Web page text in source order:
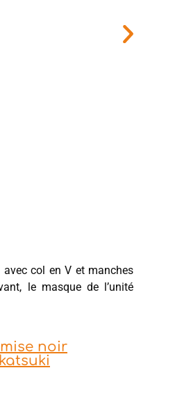
avec col en V et manches
le masque de l’unité
noir